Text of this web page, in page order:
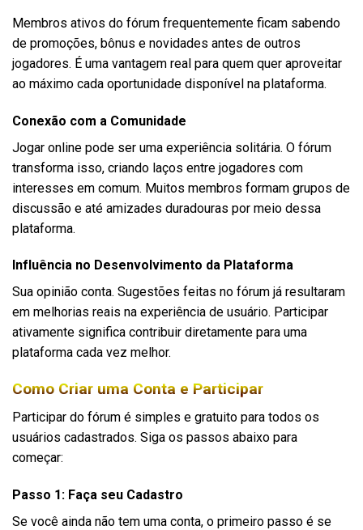
Membros ativos do fórum frequentemente ficam sabendo
de promoções, bônus e novidades antes de outros
jogadores. É uma vantagem real para quem quer aproveitar
ao máximo cada oportunidade disponível na plataforma.
Conexão com a Comunidade
Jogar online pode ser uma experiência solitária. O fórum
transforma isso, criando laços entre jogadores com
interesses em comum. Muitos membros formam grupos de
discussão e até amizades duradouras por meio dessa
plataforma.
Influência no Desenvolvimento da Plataforma
Sua opinião conta. Sugestões feitas no fórum já resultaram
em melhorias reais na experiência de usuário. Participar
ativamente significa contribuir diretamente para uma
plataforma cada vez melhor.
Como Criar uma Conta e Participar
Participar do fórum é simples e gratuito para todos os
usuários cadastrados. Siga os passos abaixo para
começar:
Passo 1: Faça seu Cadastro
Se você ainda não tem uma conta, o primeiro passo é se